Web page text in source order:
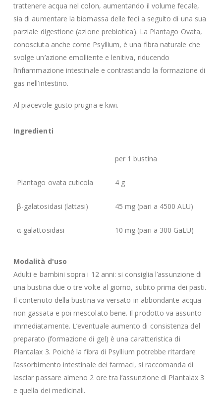
trattenere acqua nel colon, aumentando il volume fecale,
sia di aumentare la biomassa delle feci a seguito di una sua
parziale digestione (azione prebiotica). La Plantago Ovata,
conosciuta anche come Psyllium, è una fibra naturale che
svolge un’azione emolliente e lenitiva, riducendo
l’infiammazione intestinale e contrastando la formazione di
gas nell’intestino.
Al piacevole gusto prugna e kiwi.
Ingredienti
per 1 bustina
Plantago ovata cuticola 4 g
β-galatosidasi (lattasi) 45 mg (pari a 4500 ALU)
α-galattosidasi 10 mg (pari a 300 GaLU)
Modalità d'uso
Adulti e bambini sopra i 12 anni: si consiglia l’assunzione di
una bustina due o tre volte al giorno, subito prima dei pasti.
Il contenuto della bustina va versato in abbondante acqua
non gassata e poi mescolato bene. Il prodotto va assunto
immediatamente. L’eventuale aumento di consistenza del
preparato (formazione di gel) è una caratteristica di
Plantalax 3. Poiché la fibra di Psyllium potrebbe ritardare
l’assorbimento intestinale dei farmaci, si raccomanda di
lasciar passare almeno 2 ore tra l’assunzione di Plantalax 3
e quella dei medicinali.